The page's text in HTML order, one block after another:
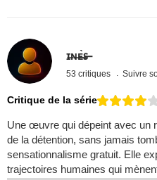
ɪ̶ɴ̶ᴇ̶̶̀ꜱ̶
53 critiques Suivre
Critique de la série
Une œuvre qui dépeint avec un
de la détention, sans jamais
sensationnalisme gratuit. Elle
trajectoires humaines qui